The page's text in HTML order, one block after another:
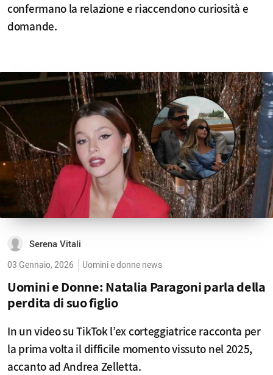
confermano la relazione e riaccendono curiosità e
domande.
Serena Vitali
03 Gennaio, 2026 Uomini e donne news
Uomini e Donne: Natalia Paragoni parla della
perdita di suo figlio
In un video su TikTok l’ex corteggiatrice racconta per
la prima volta il difficile momento vissuto nel 2025,
accanto ad Andrea Zelletta.